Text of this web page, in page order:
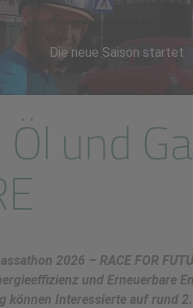
Die neue Saison startet
und
2026 – RACE FOR
und Erneuerbare
Interessierte auf rund